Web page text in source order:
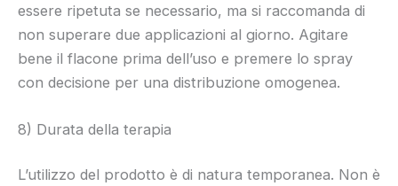
essere ripetuta se necessario, ma si raccomanda di
non superare due applicazioni al giorno. Agitare
bene il flacone prima dell’uso e premere lo spray
con decisione per una distribuzione omogenea.
8) Durata della terapia
L’utilizzo del prodotto è di natura temporanea. Non è